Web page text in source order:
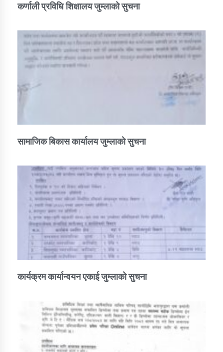
कर्णाली प्रविधि शिक्षालय जुम्लाको सुचना
सामाजिक बिकास कार्यालय जुम्लाकाे सुचना
कार्यक्रम कार्यान्वयन एकाई जुम्लाको सुचना